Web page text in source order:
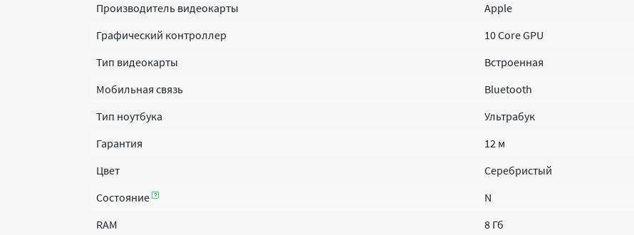
Производитель видеокарты
Apple
Графический контроллер
10 Core GPU
Тип видеокарты
Встроенная
Мобильная связь
Bluetooth
Тип ноутбука
Ультрабук
Гарантия
12 м
Цвет
Серебристый
Состояние
N
RAM
8 Гб